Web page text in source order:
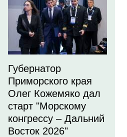
Губернатор
Приморского края
Олег Кожемяко дал
старт "Морскому
конгрессу – Дальний
Восток 2026"